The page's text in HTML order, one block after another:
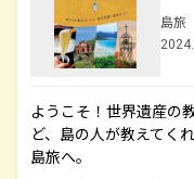
島旅
ようこそ！世界遺産の
ど、島の人が教えてく
島旅へ。